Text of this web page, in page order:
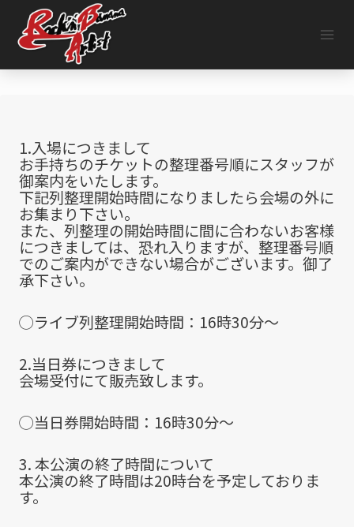
キ
1.入場につきまして
お手持ちのチケットの整理番号順にスタッフが
御案内をいたします。
下記列整理開始時間になりましたら会場の外に
お集まり下さい。
また、列整理の開始時間に間に合わないお客様
につきましては、恐れ入りますが、整理番号順
でのご案内ができない場合がございます。御了
承下さい。
◯ライブ列整理開始時間：16時30分～
2.当日券につきまして
会場受付にて販売致します。
◯当日券開始時間：16時30分～
3. 本公演の終了時間について
本公演の終了時間は20時台を予定しておりま
す。